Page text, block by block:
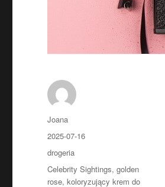
Autor
Joana
Opublikowano
2025-07-16
Kategorie
drogeria
Tagi
Celebrity Sightings,golden
rose,koloryzujący krem do